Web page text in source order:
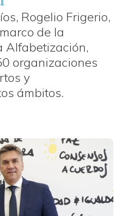
Rogelio Frigerio,
de la
Alfabetización,
organizaciones
y
ámbitos.